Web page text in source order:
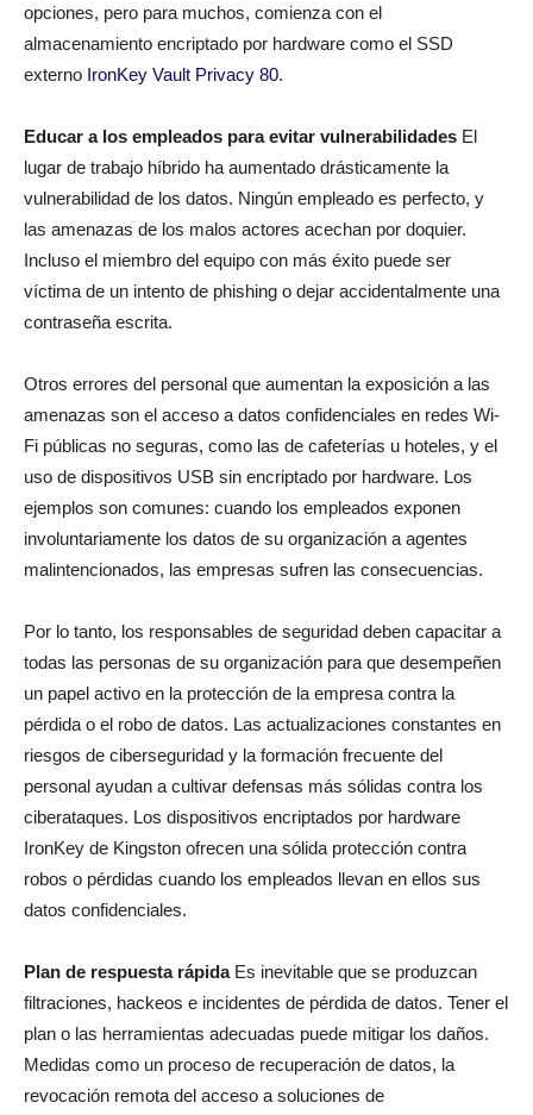
opciones, pero para muchos, comienza con el
almacenamiento encriptado por hardware como el SSD
externo IronKey Vault Privacy 80.
Educar a los empleados para evitar vulnerabilidades El
lugar de trabajo híbrido ha aumentado drásticamente la
vulnerabilidad de los datos. Ningún empleado es perfecto, y
las amenazas de los malos actores acechan por doquier.
Incluso el miembro del equipo con más éxito puede ser
víctima de un intento de phishing o dejar accidentalmente una
contraseña escrita.
Otros errores del personal que aumentan la exposición a las
amenazas son el acceso a datos confidenciales en redes Wi-
Fi públicas no seguras, como las de cafeterías u hoteles, y el
uso de dispositivos USB sin encriptado por hardware. Los
ejemplos son comunes: cuando los empleados exponen
involuntariamente los datos de su organización a agentes
malintencionados, las empresas sufren las consecuencias.
Por lo tanto, los responsables de seguridad deben capacitar a
todas las personas de su organización para que desempeñen
un papel activo en la protección de la empresa contra la
pérdida o el robo de datos. Las actualizaciones constantes en
riesgos de ciberseguridad y la formación frecuente del
personal ayudan a cultivar defensas más sólidas contra los
ciberataques. Los dispositivos encriptados por hardware
IronKey de Kingston ofrecen una sólida protección contra
robos o pérdidas cuando los empleados llevan en ellos sus
datos confidenciales.
Plan de respuesta rápida Es inevitable que se produzcan
filtraciones, hackeos e incidentes de pérdida de datos. Tener el
plan o las herramientas adecuadas puede mitigar los daños.
Medidas como un proceso de recuperación de datos, la
revocación remota del acceso a soluciones de